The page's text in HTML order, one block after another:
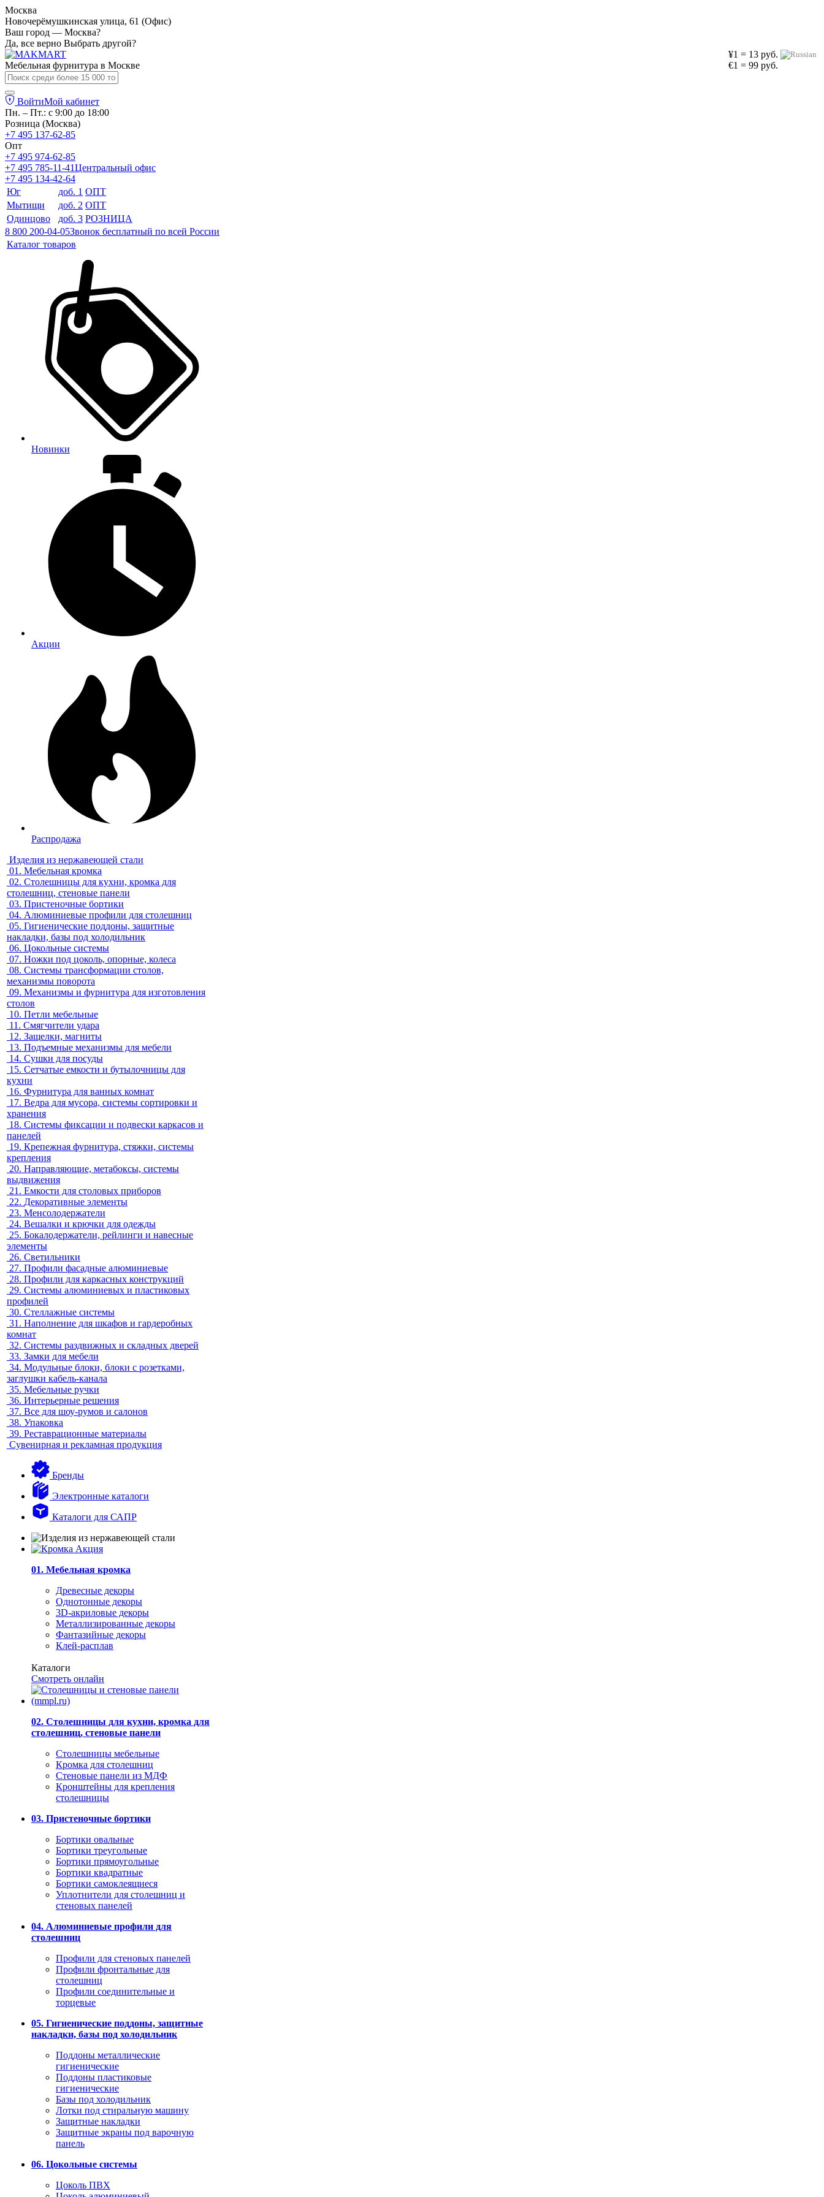
Москва
Новочерёмушкинская улица, 61 (Офис)
Ваш город — Москва?
Да, все верно Выбрать другой?
¥1 = 13 руб.
€1 = 99 руб.
Мебельная фурнитура в Москве
ВойтиМой кабинет
Пн. – Пт.: с 9:00 до 18:00
Розница (Москва)
+7 495 137-62-85
Опт
+7 495 974-62-85
+7 495 785-11-41Центральный офис
+7 495 134-42-64
Юг
доб. 1 ОПТ
Мытищи
доб. 2 ОПТ
Одинцово
доб. 3 РОЗНИЦА
8 800 200-04-05Звонок бесплатный по всей России
Каталог товаров
Новинки
Акции
Распродажа
Изделия из нержавеющей стали
01. Мебельная кромка
02. Столешницы для кухни, кромка для
столешниц, стеновые панели
03. Пристеночные бортики
04. Алюминиевые профили для столешниц
05. Гигиенические поддоны, защитные
накладки, базы под холодильник
06. Цокольные системы
07. Ножки под цоколь, опорные, колеса
08. Системы трансформации столов,
механизмы поворота
09. Механизмы и фурнитура для изготовления
столов
10. Петли мебельные
11. Смягчители удара
12. Защелки, магниты
13. Подъемные механизмы для мебели
14. Сушки для посуды
15. Сетчатые емкости и бутылочницы для
кухни
16. Фурнитура для ванных комнат
17. Ведра для мусора, системы сортировки и
хранения
18. Системы фиксации и подвески каркасов и
панелей
19. Крепежная фурнитура, стяжки, системы
крепления
20. Направляющие, метабоксы, системы
выдвижения
21. Емкости для столовых приборов
22. Декоративные элементы
23. Менсолодержатели
24. Вешалки и крючки для одежды
25. Бокалодержатели, рейлинги и навесные
элементы
26. Светильники
27. Профили фасадные алюминиевые
28. Профили для каркасных конструкций
29. Системы алюминиевых и пластиковых
профилей
30. Стеллажные системы
31. Наполнение для шкафов и гардеробных
комнат
32. Системы раздвижных и складных дверей
33. Замки для мебели
34. Модульные блоки, блоки с розетками,
заглушки кабель-канала
35. Мебельные ручки
36. Интерьерные решения
37. Все для шоу-румов и салонов
38. Упаковка
39. Реставрационные материалы
Сувенирная и рекламная продукция
Бренды
Электронные каталоги
Каталоги для САПР
01. Мебельная кромка
Древесные декоры
Однотонные декоры
3D-акриловые декоры
Металлизированные декоры
Фантазийные декоры
Клей-расплав
Каталоги
Смотреть онлайн
02. Столешницы для кухни, кромка для
столешниц, стеновые панели
Столешницы мебельные
Кромка для столешниц
Стеновые панели из МДФ
Кронштейны для крепления
столешницы
03. Пристеночные бортики
Бортики овальные
Бортики треугольные
Бортики прямоугольные
Бортики квадратные
Бортики самоклеящиеся
Уплотнители для столешниц и
стеновых панелей
04. Алюминиевые профили для
столешниц
Профили для стеновых панелей
Профили фронтальные для
столешниц
Профили соединительные и
торцевые
05. Гигиенические поддоны, защитные
накладки, базы под холодильник
Поддоны металлические
гигиенические
Поддоны пластиковые
гигиенические
Базы под холодильник
Лотки под стиральную машину
Защитные накладки
Защитные экраны под варочную
панель
06. Цокольные системы
Цоколь ПВХ